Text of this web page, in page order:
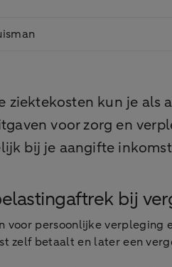
ziektekosten kun je als
voor zorg en
bij je aangifte
bij
voor persoonlijke verpleging
zelf betaalt en later een